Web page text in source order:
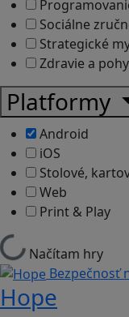
Sociálne
Strategické
Zdravie a
Platformy
Android
iOS
Stolové,
Web
Print & Play
Načítam hry
Bezpečnosť
Hope